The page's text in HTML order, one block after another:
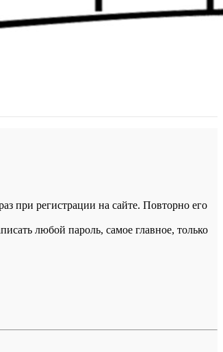
при регистрации на сайте. Повторно его
любой пароль, самое главное, только